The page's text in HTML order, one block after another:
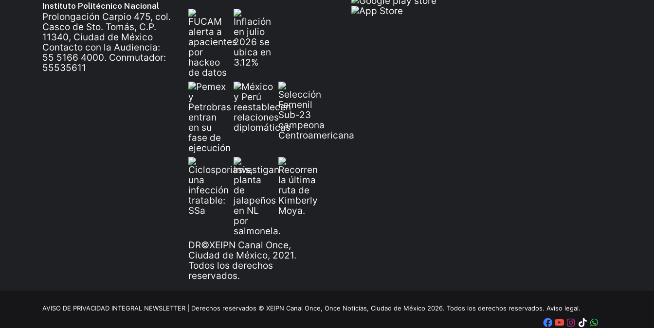
Instituto Politécnico Nacional
Prolongación Carpio 475, col.
Casco de Sto. Tomás, C.P.
11340, Ciudad de México
Contacto con la Audiencia:
55 5166 4000. Conmutador:
55535611
DR©XEIPN Canal Once,
Ciudad de México, 2021.
Todos los derechos
reservados.
AVISO DE PRIVACIDAD INTEGRAL NEWSLETTER | Derechos reservados © XEIPN Canal Once, Once Noticias, Ciudad de México 2026. Todos los derechos reservados. Aviso legal.
Facebook
YouTube
Instagram
TikTokWhatsApp